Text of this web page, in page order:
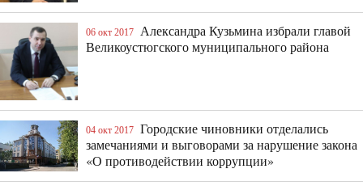
06 окт 2017
Александра Кузьмина избрали главой
Великоустюгского муниципального района
04 окт 2017 Городские чиновники отделались
замечаниями и выговорами за нарушение закона
«О противодействии коррупции»